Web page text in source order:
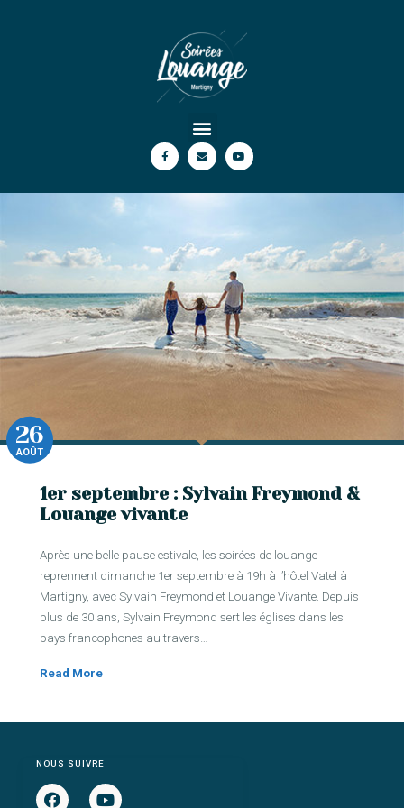
26
AOÛT
1er septembre : Sylvain Freymond &
Louange vivante
Après une belle pause estivale, les soirées de louange
reprennent dimanche 1er septembre à 19h à l’hôtel Vatel à
Martigny, avec Sylvain Freymond et Louange Vivante. Depuis
plus de 30 ans, Sylvain Freymond sert les églises dans les
pays francophones au travers…
Read More
NOUS SUIVRE